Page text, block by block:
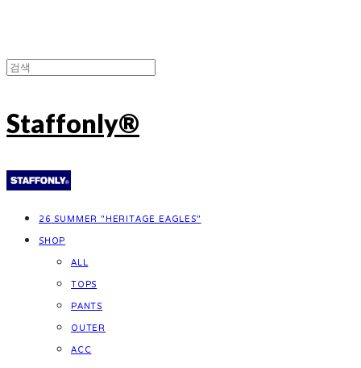
Staffonly®
26 SUMMER "HERITAGE EAGLES"
SHOP
ALL
TOPS
PANTS
OUTER
ACC